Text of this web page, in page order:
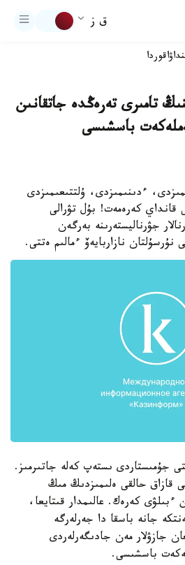
ق ز
اقوردا
تامىرى تەرەڭدە جاتقانىن
باسشىسى
ءدىنىمىزدى، ۇلتتىعىمىزدى
قانداي كەرەمەت! بۇل تۋرالى
جۋرناليستەرىنە بەرگەن
نازاربايەۆ ءمالىم ەتتى.
جۇمىستاردى ىستەپ كەلە جاتىرمىز.
قازاق حالقى ەلىمىزدىڭ مىڭ
كەرەك. عالىمدار قىتايعا،
جانە باسقا دا جەرلەرگە
جازۋلار مەن جادىگەرلەردى
باسشىسى.